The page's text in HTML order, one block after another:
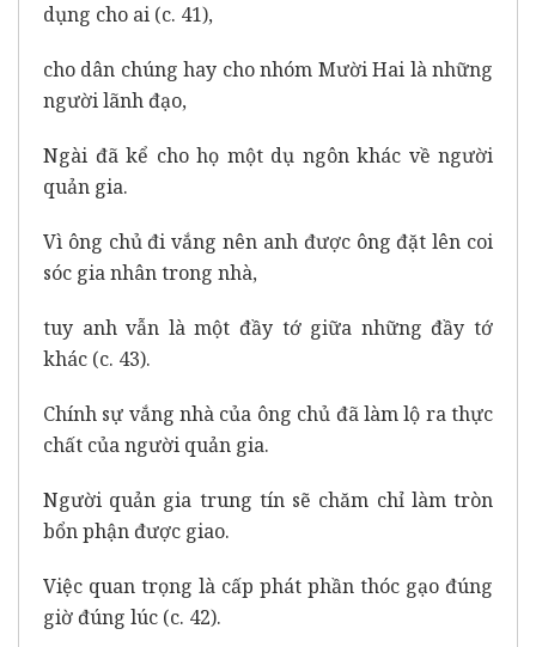
dụng cho ai (c. 41),
cho dân chúng hay cho nhóm Mười Hai là những
người lãnh đạo,
Ngài đã kể cho họ một dụ ngôn khác về người
quản gia.
Vì ông chủ đi vắng nên anh được ông đặt lên coi
sóc gia nhân trong nhà,
tuy anh vẫn là một đầy tớ giữa những đầy tớ
khác (c. 43).
Chính sự vắng nhà của ông chủ đã làm lộ ra thực
chất của người quản gia.
Người quản gia trung tín sẽ chăm chỉ làm tròn
bổn phận được giao.
Việc quan trọng là cấp phát phần thóc gạo đúng
giờ đúng lúc (c. 42).